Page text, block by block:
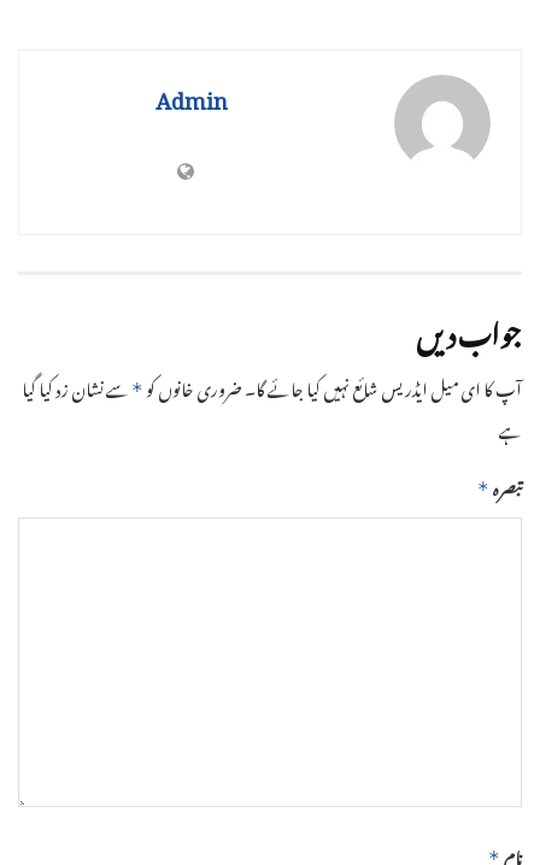
Admin
جواب دیں
آپ کا ای میل ایڈریس شائع نہیں کیا جائے گا۔ضروری خانوں کو * سے نشان زد کیا گیا
ہے
تبصرہ *
نام *